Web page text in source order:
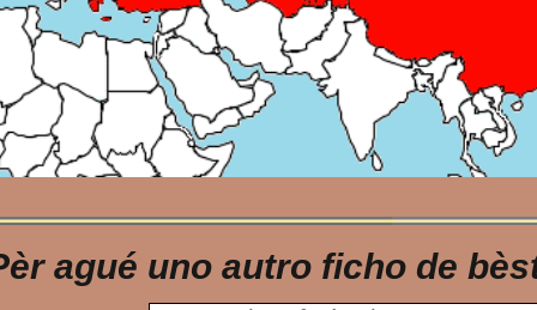
agué uno autro ficho de